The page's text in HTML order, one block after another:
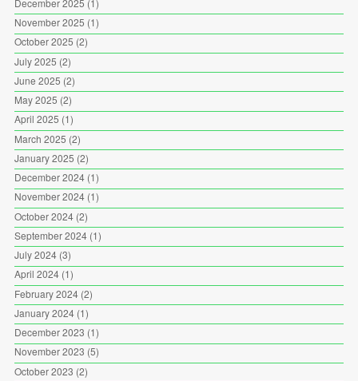
November 2025 (1)
October 2025 (2)
July 2025 (2)
June 2025 (2)
May 2025 (2)
April 2025 (1)
March 2025 (2)
January 2025 (2)
December 2024(1)
November 2024(1)
October 2024(2)
September 2024(1)
July 2024(3)
April 2024(1)
February 2024(2)
January 2024(1)
December 2023 (1)
November 2023 (5)
October 2023 (2)